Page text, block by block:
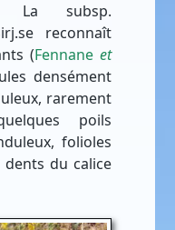
La subsp.
reconnaît
(Fennane et
densément
rarement
poils
folioles
du calice